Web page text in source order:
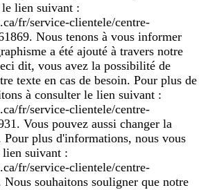
lien suivant :
fr/service-clientele/centre-
Nous tenons à vous informer
a été ajouté à travers notre
dit, vous avez la possibilité de
texte en cas de besoin. Pour plus de
à consulter le lien suivant :
fr/service-clientele/centre-
Vous pouvez aussi changer la
plus d'informations, nous vous
suivant :
fr/service-clientele/centre-
Nous souhaitons souligner que notre